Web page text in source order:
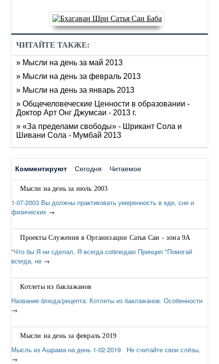
ЧИТАЙТЕ ТАКЖЕ:
» Мысли на день за май 2013
» Мысли на день за февраль 2013
» Мысли на день за январь 2013
» Общечеловеческие Ценности в образовании -
Доктор Арт Онг Джумсаи - 2013 г.
» «За пределами свободы» - Шрикант Сола и
Шивани Сола - Мумбай 2013
Комментируют Сегодня Читаемое
Мысли на день за июль 2003
1-07-2003 Вы должны практиковать умеренность в еде, сне и
физических →
Проекты Служения в Организации Сатья Саи - зона 9А
"Что бы Я ни сделал, Я всегда соблюдаю Принцип "Помогай
всегда, не →
Котлеты из баклажанов
Название блюда/рецепта: Котлеты из баклажанов. Особенности
→
Мысли на день за февраль 2019
Мысль из Ашрама на день 1-02-2019 Не считайте свои слёзы,
→